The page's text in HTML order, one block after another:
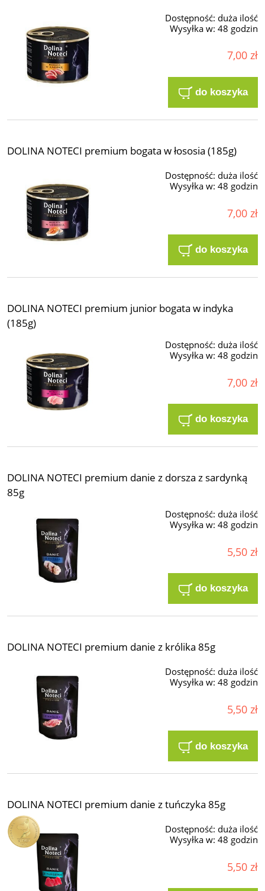
Dostępność: duża ilość
Wysyłka w: 48 godzin
7,00 zł
do koszyka
DOLINA NOTECI premium bogata w łososia (185g)
Dostępność: duża ilość
Wysyłka w: 48 godzin
7,00 zł
do koszyka
DOLINA NOTECI premium junior bogata w indyka
(185g)
Dostępność: duża ilość
Wysyłka w: 48 godzin
7,00 zł
do koszyka
DOLINA NOTECI premium danie z dorsza z sardynką
85g
Dostępność: duża ilość
Wysyłka w: 48 godzin
5,50 zł
do koszyka
DOLINA NOTECI premium danie z królika 85g
Dostępność: duża ilość
Wysyłka w: 48 godzin
5,50 zł
do koszyka
DOLINA NOTECI premium danie z tuńczyka 85g
Dostępność: duża ilość
Wysyłka w: 48 godzin
5,50 zł